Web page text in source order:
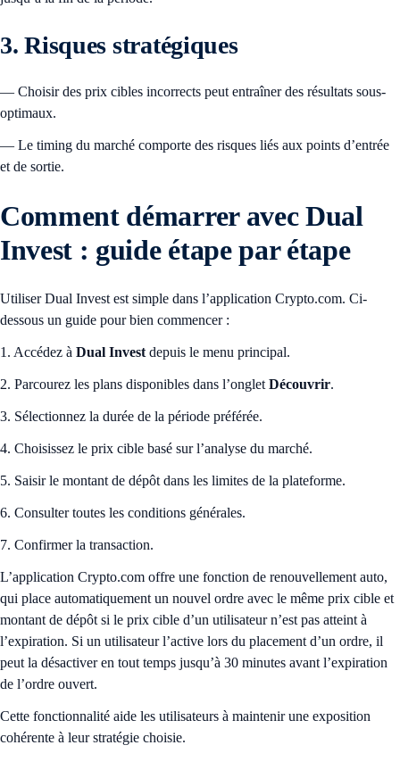
3. Risques stratégiques
— Choisir des prix cibles incorrects peut entraîner des résultats sous-
optimaux.
— Le timing du marché comporte des risques liés aux points d’entrée
et de sortie.
Comment démarrer avec Dual
Invest : guide étape par étape
Utiliser Dual Invest est simple dans l’application Crypto.com. Ci-
dessous un guide pour bien commencer :
1. Accédez à Dual Invest depuis le menu principal.
2. Parcourez les plans disponibles dans l’onglet Découvrir.
3. Sélectionnez la durée de la période préférée.
4. Choisissez le prix cible basé sur l’analyse du marché.
5. Saisir le montant de dépôt dans les limites de la plateforme.
6. Consulter toutes les conditions générales.
7. Confirmer la transaction.
L’application Crypto.com offre une fonction de renouvellement auto,
qui place automatiquement un nouvel ordre avec le même prix cible et
montant de dépôt si le prix cible d’un utilisateur n’est pas atteint à
l’expiration. Si un utilisateur l’active lors du placement d’un ordre, il
peut la désactiver en tout temps jusqu’à 30 minutes avant l’expiration
de l’ordre ouvert.
Cette fonctionnalité aide les utilisateurs à maintenir une exposition
cohérente à leur stratégie choisie.